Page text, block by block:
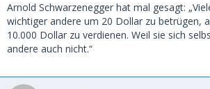
Arnold Schwarzenegger hat mal gesagt:
wichtiger andere um 20 Dollar zu betrügen,
10.000 Dollar zu verdienen. Weil sie sich
andere auch nicht.“